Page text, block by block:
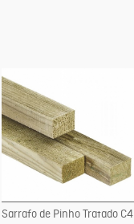
Sarrafo de Pinho Tratado C4